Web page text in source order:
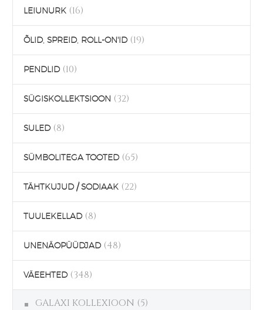
LEIUNURK (16)
ÕLID, SPREID, ROLL-ON'ID (19)
PENDLID (10)
SÜGISKOLLEKTSIOON (32)
SULED (8)
SÜMBOLITEGA TOOTED (65)
TÄHTKUJUD / SODIAAK (22)
TUULEKELLAD (8)
UNENÄOPÜÜDJAD (48)
VÄEEHTED (348)
GALAXI KOLLEXIOON (5)